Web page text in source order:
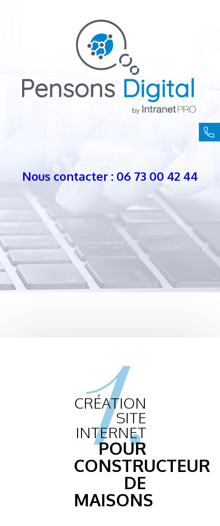
Nous contacter : 06 73 00 42 44
1.
CRÉATION
SITE
INTERNET
POUR
CONSTRUCTEUR
DE
MAISONS